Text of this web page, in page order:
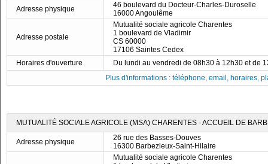
Adresse physique
46 boulevard du Docteur-Charles-Duroselle
16000 Angoulême
Adresse postale
Mutualité sociale agricole Charentes
1 boulevard de Vladimir
CS 60000
17106 Saintes Cedex
Horaires d'ouverture
Du lundi au vendredi de 08h30 à 12h30 et de
Plus d'informations : téléphone, email, horaires,
MUTUALITÉ SOCIALE AGRICOLE (MSA) CHARENTES - ACCUEIL DE
Adresse physique
26 rue des Basses-Douves
16300 Barbezieux-Saint-Hilaire
Mutualité sociale agricole Charentes